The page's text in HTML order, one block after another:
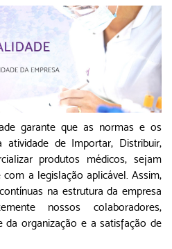
garante que as normas e os
atividade de Importar, Distribuir,
produtos médicos, sejam
a legislação aplicável. Assim,
na estrutura da empresa
nossos colaboradores,
da organização e a satisfação de